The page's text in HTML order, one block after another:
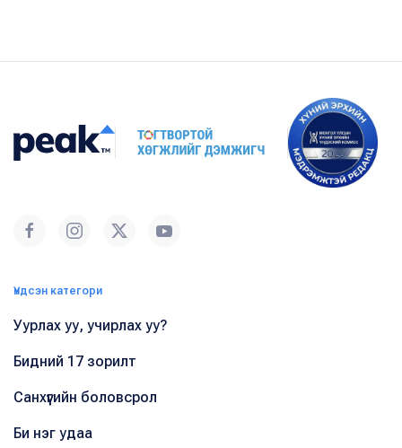
Үндсэн категори
Уурлах уу, учирлах уу?
Бидний 17 зорилт
Санхүүгийн боловсрол
Би нэг удаа